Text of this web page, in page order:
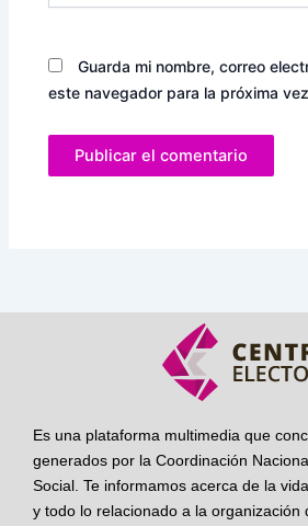
Guarda mi nombre, correo
este navegador para la próxima
Es una plataforma multimedia que
generados por la Coordinación
Social. Te informamos acerca de la
y todo lo relacionado a la organización